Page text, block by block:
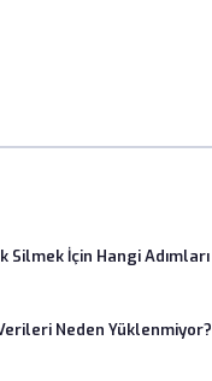
Silmek İçin Hangi
Neden Yüklenmiyor?